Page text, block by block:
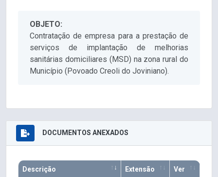
OBJETO:
Contratação de empresa para a prestação de
serviços de implantação de melhorias
sanitárias domiciliares (MSD) na zona rural do
Município (Povoado Creoli do Joviniano).
DOCUMENTOS ANEXADOS
Descrição Extensão Ver